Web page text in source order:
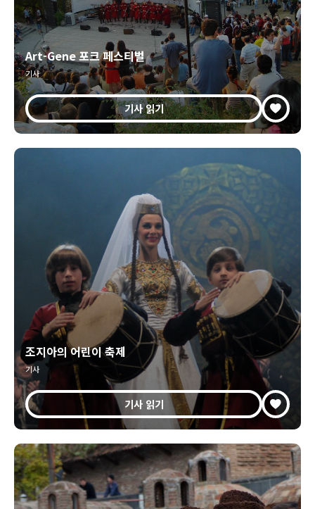
Art-Gene 포크 페스티벌
기사
기사 읽기
조지아의 어린이 축제
기사
기사 읽기